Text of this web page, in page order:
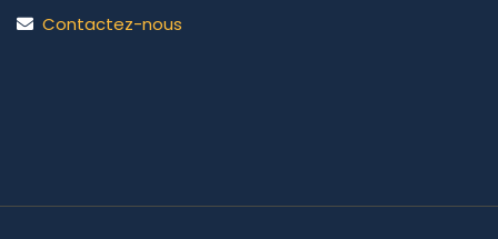
Contactez-nous